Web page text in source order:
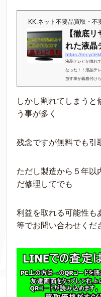
KK.ネット不要品買取・不
【徹底
れた液晶
液晶テレビが壊れ
なった！！液晶テ
放す事が義務付け
したら嬉しくあり
かせて頂きます。
KK.ネット代表 小
しかし割れてしまうと
う事が多く
残念ですが無料でも引
ただし製造から５年以
だ修理してでも
利益を取れる可能性も
等でお問い合わせくだ